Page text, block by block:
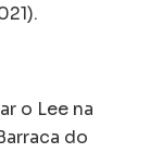
o Lee na
do